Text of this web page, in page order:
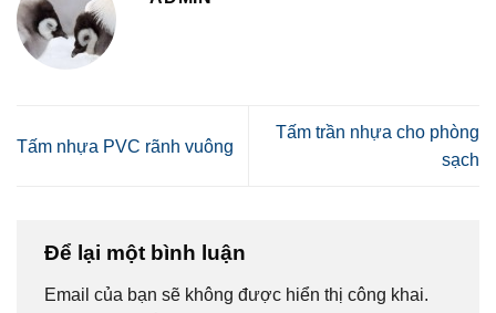
Tấm nhựa PVC rãnh vuông
Tấm trần nhựa cho phòng
sạch
Để lại một bình luận
Email của bạn sẽ không được hiển thị công khai.